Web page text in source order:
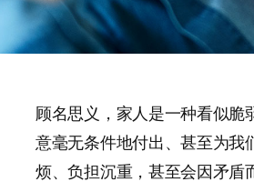
顾名思义，家人是一种看似脆
意毫无条件地付出、甚至为我
烦、负担沉重，甚至会因矛盾